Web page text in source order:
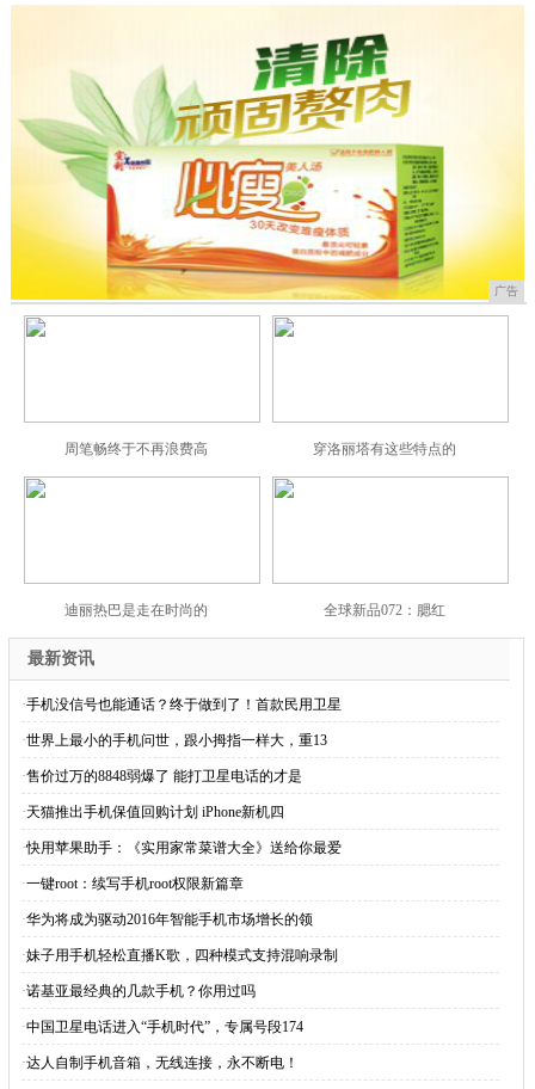
广告
周笔畅终于不再浪费高 穿洛丽塔有这些特点的
迪丽热巴是走在时尚的 全球新品072：腮红
最新资讯
·手机没信号也能通话？终于做到了！首款民用卫星
·世界上最小的手机问世，跟小拇指一样大，重13
·售价过万的8848弱爆了 能打卫星电话的才是
·天猫推出手机保值回购计划 iPhone新机四
·快用苹果助手：《实用家常菜谱大全》送给你最爱
·一键root：续写手机root权限新篇章
·华为将成为驱动2016年智能手机市场增长的领
·妹子用手机轻松直播K歌，四种模式支持混响录制
·诺基亚最经典的几款手机？你用过吗
·中国卫星电话进入“手机时代”，专属号段174
·达人自制手机音箱，无线连接，永不断电！